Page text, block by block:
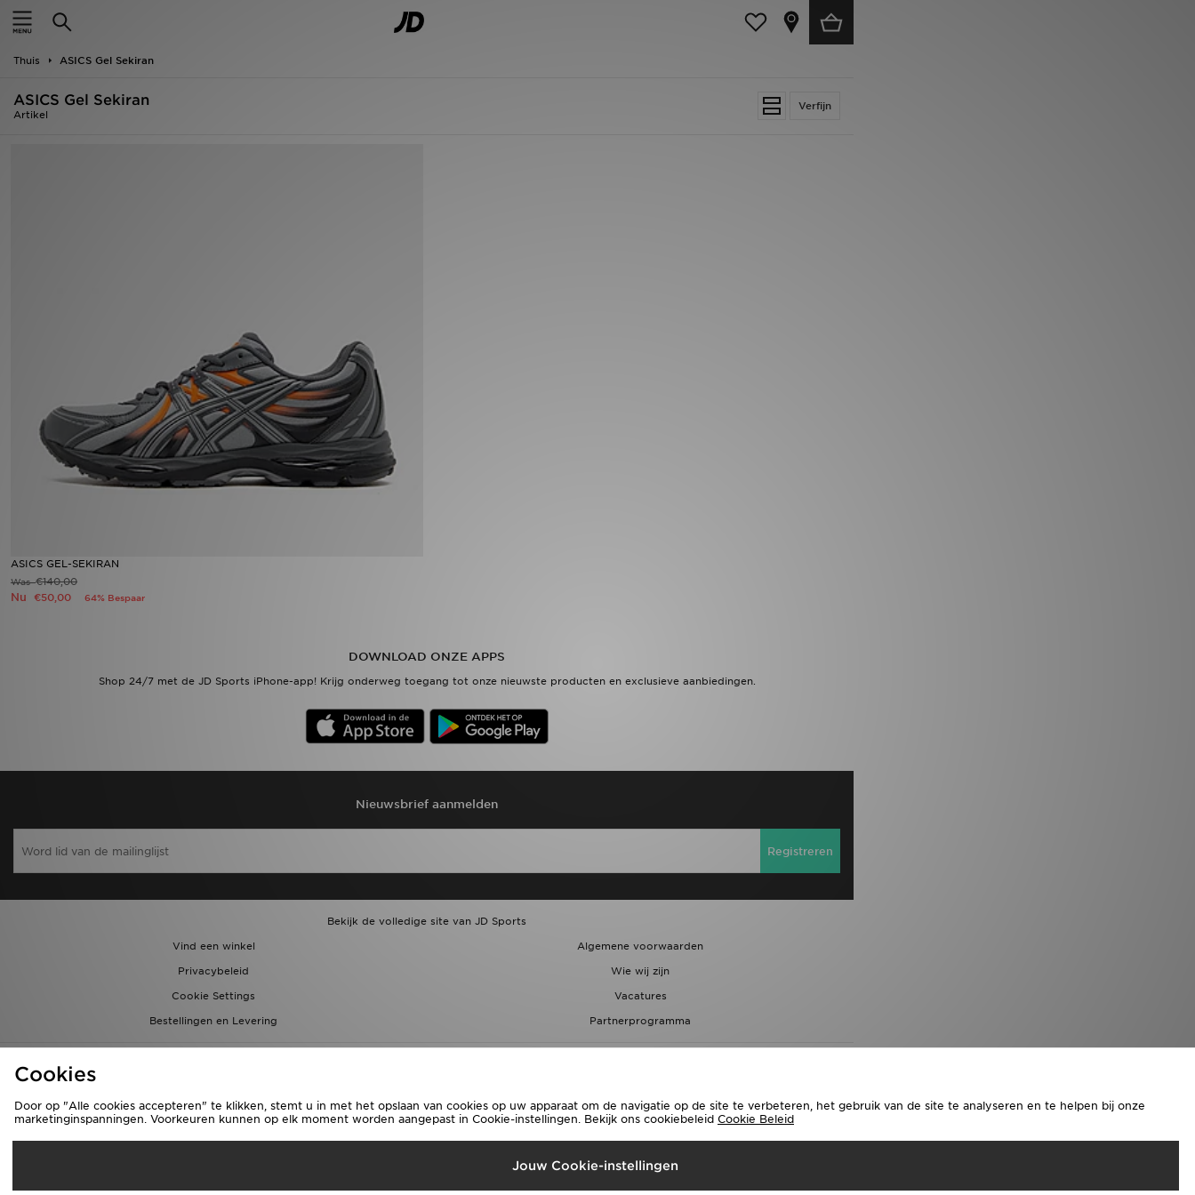
Thuis ASICS Gel Sekiran
Verfijn
ASICS Gel Sekiran
Artikel
ASICS GEL-SEKIRAN
Was€140,00
Nu €50,00 64% Bespaar
DOWNLOAD ONZE APPS
Shop 24/7 met de JD Sports iPhone-app! Krijg onderweg toegang tot onze nieuwste producten en exclusieve aanbiedingen.
Nieuwsbrief aanmelden
Registreren
Bekijk de volledige site van JD Sports
Vind een winkel
Algemene voorwaarden
Privacybeleid
Wie wij zijn
Cookie Settings
Vacatures
Bestellingen en Levering
Partnerprogramma
Verzenden Naar
Home
New In
Vind een winkel
Bestelling traceren
Klantenservice
Download de app
Cookies
Door op "Alle cookies accepteren" te klikken, stemt u in met het opslaan van cookies op uw apparaat om de navigatie op de site te verbeteren, het gebruik van de site te analyseren en te helpen bij onze
marketinginspanningen. Voorkeuren kunnen op elk moment worden aangepast in Cookie-instellingen. Bekijk ons cookiebeleid Cookie Beleid
Jouw Cookie-instellingen